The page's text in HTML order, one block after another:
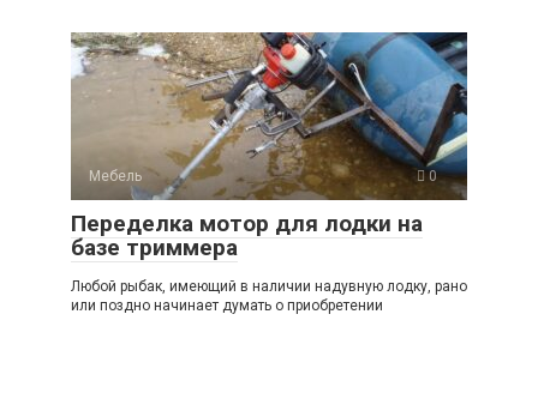
Мебель 0
Переделка мотор для лодки на
базе триммера
Любой рыбак, имеющий в наличии надувную лодку, рано
или поздно начинает думать о приобретении